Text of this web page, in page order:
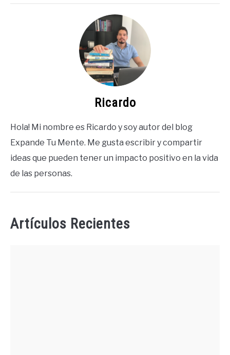
Ricardo
Hola! Mi nombre es Ricardo y soy autor del blog
Expande Tu Mente. Me gusta escribir y compartir
ideas que pueden tener un impacto positivo en la vida
de las personas.
Artículos Recientes